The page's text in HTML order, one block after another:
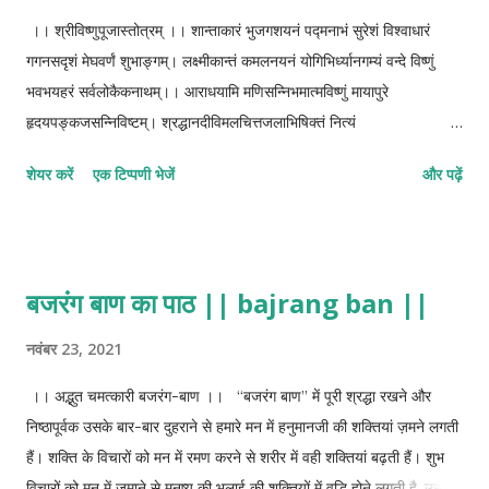
गन्धमादने।। स्तोत्रमेतन्महा...
।। श्रीविष्णुपूजास्तोत्रम् ।। शान्ताकारं भुजगशयनं पद्मनाभं सुरेशं विश्वाधारं
गगनसदृशं मेघवर्णं शुभाङ्गम्। लक्ष्मीकान्तं कमलनयनं योगिभिर्ध्यानगम्यं वन्दे विष्णुं
भवभयहरं सर्वलोकैकनाथम्।। आराधयामि मणिसन्निभमात्मविष्णुं मायापुरे
हृदयपङ्कजसन्निविष्टम्। श्रद्धानदीविमलचित्तजलाभिषिक्तं नित्यं
योगिहृद्ध्यानगम्यम्। साङ्गं शक्तिं सायुधं भक्तसेव्यं सर्वाकारं विष्णुमावाहयामि।।
ब्रह्मेन्द्ररुद्राग्निमुनीन्द्रसेव्यपादारविन्दाम्बुदसन्निभाङ्ग। अर्ध्यं गृहाणाश्रितपारिजात
श्रिया सहाम्भोजदलायताक्ष।। तीर्थोदकं गाङ्गमिदं हि विष्णो त्रिविक्रमानन्त मया
आकल्पसंशोभितदिव्यगात्र राकेन्दुनीकाशमुखारविन्द। दत्तं मया चाचमनं गृहाण
श्रीकेशवानन्त धरारिदारिन्।। तीर्थोदक...
शेयर करें एक टिप्पणी भेजें और पढ़ें
बजरंग बाण का पाठ || bajrang ban ||
नवंबर 23, 2021
।। अद्भुत चमत्कारी बजरंग-बाण ।। “बजरंग बाण” में पूरी श्रद्धा रखने और
निष्ठापूर्वक उसके बार-बार दुहराने से हमारे मन में हनुमानजी की शक्तियां ज़मने लगती
हैं। शक्ति के विचारों को मन में रमण करने से शरीर में वही शक्तियां बढ़ती हैं। शुभ